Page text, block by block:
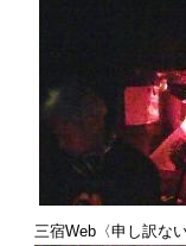
「室戸がすぐには
三十郎が苦渋の表
素晴らしいシーン
じゃなきゃ、
こっちのが現実的
三船＝三十郎イメ
より山本周五郎の
——つまり決して剣
三宿Web〈申し訳な